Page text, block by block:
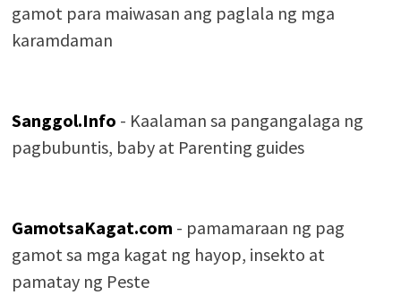
gamot para maiwasan ang paglala ng mga
karamdaman
Sanggol.Info - Kaalaman sa pangangalaga ng
pagbubuntis, baby at Parenting guides
GamotsaKagat.com - pamamaraan ng pag
gamot sa mga kagat ng hayop, insekto at
pamatay ng Peste